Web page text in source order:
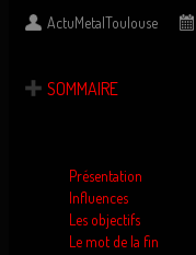
ActuMetalToulouse
SOMMAIRE
Présentation
Influences
Les objectifs
Le mot de la fin